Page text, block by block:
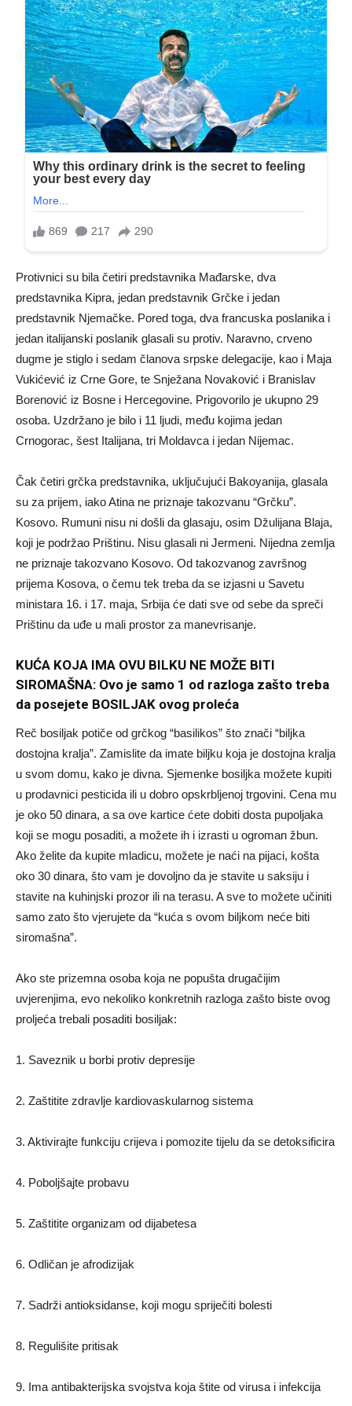
Protivnici su bila četiri predstavnika Mađarske, dva
predstavnika Kipra, jedan predstavnik Grčke i jedan
predstavnik Njemačke. Pored toga, dva francuska poslanika i
jedan italijanski poslanik glasali su protiv. Naravno, crveno
dugme je stiglo i sedam članova srpske delegacije, kao i Maja
Vukićević iz Crne Gore, te Snježana Novaković i Branislav
Borenović iz Bosne i Hercegovine. Prigovorilo je ukupno 29
osoba. Uzdržano je bilo i 11 ljudi, među kojima jedan
Crnogorac, šest Italijana, tri Moldavca i jedan Nijemac.
Čak četiri grčka predstavnika, uključujući Bakoyanija, glasala
su za prijem, iako Atina ne priznaje takozvanu “Grčku”.
Kosovo. Rumuni nisu ni došli da glasaju, osim Džulijana Blaja,
koji je podržao Prištinu. Nisu glasali ni Jermeni. Nijedna zemlja
ne priznaje takozvano Kosovo. Od takozvanog završnog
prijema Kosova, o čemu tek treba da se izjasni u Savetu
ministara 16. i 17. maja, Srbija će dati sve od sebe da spreči
Prištinu da uđe u mali prostor za manevrisanje.
KUĆA KOJA IMA OVU BILKU NE MOŽE BITI
SIROMAŠNA: Ovo je samo 1 od razloga zašto treba
da posejete BOSILJAK ovog proleća
Reč bosiljak potiče od grčkog “basilikos” što znači “biljka
dostojna kralja”. Zamislite da imate biljku koja je dostojna kralja
u svom domu, kako je divna. Sjemenke bosiljka možete kupiti
u prodavnici pesticida ili u dobro opskrbljenoj trgovini. Cena mu
je oko 50 dinara, a sa ove kartice ćete dobiti dosta pupoljaka
koji se mogu posaditi, a možete ih i izrasti u ogroman žbun.
Ako želite da kupite mladicu, možete je naći na pijaci, košta
oko 30 dinara, što vam je dovoljno da je stavite u saksiju i
stavite na kuhinjski prozor ili na terasu. A sve to možete učiniti
samo zato što vjerujete da “kuća s ovom biljkom neće biti
siromašna”.
Ako ste prizemna osoba koja ne popušta drugačijim
uvjerenjima, evo nekoliko konkretnih razloga zašto biste ovog
proljeća trebali posaditi bosiljak:
1. Saveznik u borbi protiv depresije
2. Zaštitite zdravlje kardiovaskularnog sistema
3. Aktivirajte funkciju crijeva i pomozite tijelu da se detoksificira
4. Poboljšajte probavu
5. Zaštitite organizam od dijabetesa
6. Odličan je afrodizijak
7. Sadrži antioksidanse, koji mogu spriječiti bolesti
8. Regulišite pritisak
9. Ima antibakterijska svojstva koja štite od virusa i infekcija